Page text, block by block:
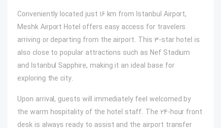
Conveniently located just 16 km from Istanbul Airport,
Meshk Airport Hotel offers easy access for travelers
arriving or departing from the airport. This 3-star hotel is
also close to popular attractions such as Nef Stadium
and Istanbul Sapphire, making it an ideal base for
exploring the city.
Upon arrival, guests will immediately feel welcomed by
the warm hospitality of the hotel staff. The 24-hour front
desk is always ready to assist and the airport transfer